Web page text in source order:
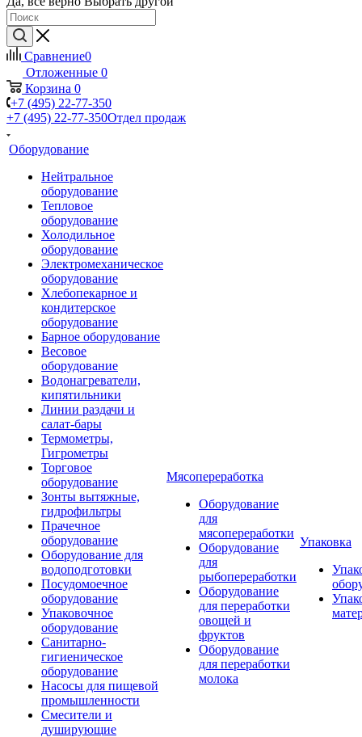
Сравнение0
Отложенные 0
Корзина 0
+7 (495) 22-77-350
+7 (495) 22-77-350Отдел продаж
Оборудование
Нейтральное
оборудование
Тепловое
оборудование
Холодильное
оборудование
Электромеханическое
оборудование
Хлебопекарное и
кондитерское
оборудование
Барное оборудование
Весовое
оборудование
Водонагреватели,
кипятильники
Линии раздачи и
салат-бары
Термометры,
Гигрометры
Торговое
оборудование
Зонты вытяжные,
гидрофильтры
Прачечное
оборудование
Оборудование для
водоподготовки
Посудомоечное
оборудование
Упаковочное
оборудование
Санитарно-
гигиеническое
оборудование
Насосы для пищевой
промышленности
Смесители и
душирующие
Мясопереработка
Оборудование
для
мясопереработки
Оборудование
для
рыбопереработки
Оборудование
для переработки
овощей и
фруктов
Оборудование
для переработки
молока
Упаковка